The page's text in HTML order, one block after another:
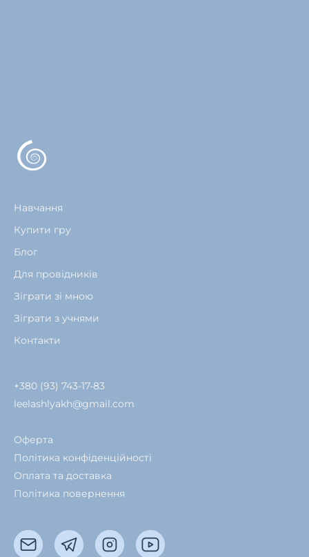
Навчання
Купити гру
Блог
Для провідників
Зіграти зі мною
Зіграти з учнями
Контакти
+380 (93) 743-17-83
leelashlyakh@gmail.com
Оферта
Політика конфіденційності
Оплата та доставка
Політика повернення